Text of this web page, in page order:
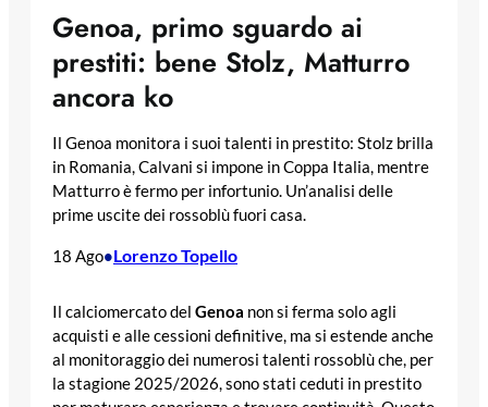
Genoa, primo sguardo ai
prestiti: bene Stolz, Matturro
ancora ko
Il Genoa monitora i suoi talenti in prestito: Stolz brilla
in Romania, Calvani si impone in Coppa Italia, mentre
Matturro è fermo per infortunio. Un’analisi delle
prime uscite dei rossoblù fuori casa.
18 Ago•Lorenzo Topello
Il calciomercato del Genoa non si ferma solo agli
acquisti e alle cessioni definitive, ma si estende anche
al monitoraggio dei numerosi talenti rossoblù che, per
la stagione 2025/2026, sono stati ceduti in prestito